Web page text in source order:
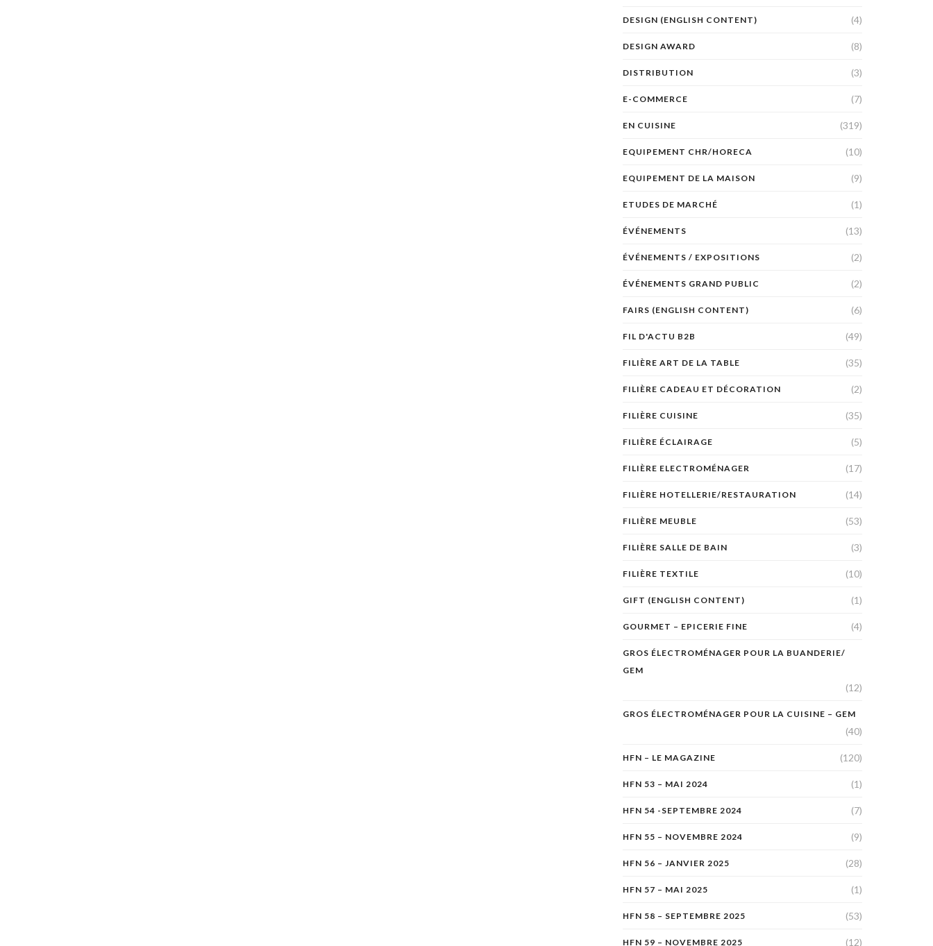
DESIGN (ENGLISH CONTENT) (4)
DESIGN AWARD (8)
DISTRIBUTION (3)
E-COMMERCE (7)
EN CUISINE (319)
EQUIPEMENT CHR/HORECA (10)
EQUIPEMENT DE LA MAISON (9)
ETUDES DE MARCHÉ (1)
ÉVÉNEMENTS (13)
ÉVÉNEMENTS / EXPOSITIONS (2)
ÉVÉNEMENTS GRAND PUBLIC (2)
FAIRS (ENGLISH CONTENT) (6)
FIL D'ACTU B2B (49)
FILIÈRE ART DE LA TABLE (35)
FILIÈRE CADEAU ET DÉCORATION (2)
FILIÈRE CUISINE (35)
FILIÈRE ÉCLAIRAGE (5)
FILIÈRE ELECTROMÉNAGER (17)
FILIÈRE HOTELLERIE/RESTAURATION (14)
FILIÈRE MEUBLE (53)
FILIÈRE SALLE DE BAIN (3)
FILIÈRE TEXTILE (10)
GIFT (ENGLISH CONTENT) (1)
GOURMET – EPICERIE FINE (4)
GROS ÉLECTROMÉNAGER POUR LA BUANDERIE/
GEM
(12)
GROS ÉLECTROMÉNAGER POUR LA CUISINE – GEM
(40)
HFN – LE MAGAZINE (120)
HFN 53 – MAI 2024 (1)
HFN 54 -SEPTEMBRE 2024 (7)
HFN 55 – NOVEMBRE 2024 (9)
HFN 56 – JANVIER 2025 (28)
HFN 57 – MAI 2025 (1)
HFN 58 – SEPTEMBRE 2025 (53)
HFN 59 – NOVEMBRE 2025 (12)